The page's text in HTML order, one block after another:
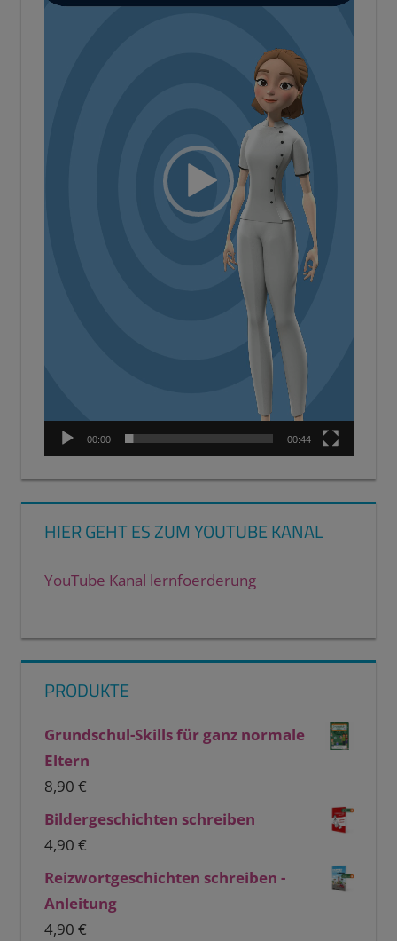
00:00 00:44
HIER GEHT ES ZUM YOUTUBE KANAL
YouTube Kanal lernfoerderung
PRODUKTE
Grundschul-Skills für ganz normale
Eltern
8,90 €
Bildergeschichten schreiben
4,90 €
Reizwortgeschichten schreiben -
Anleitung
4,90 €